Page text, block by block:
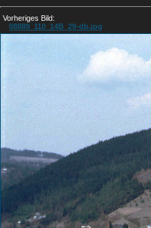
Vorheriges Bild:
08889_110_14B_29-db.jpg